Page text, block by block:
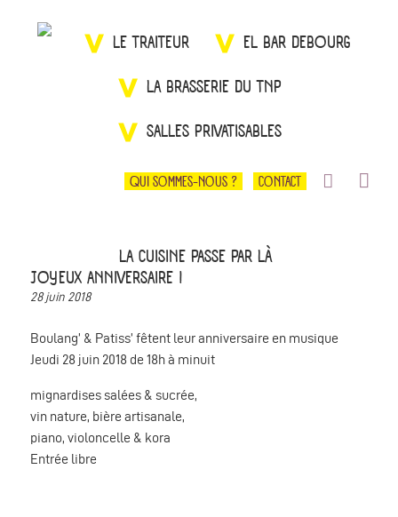
LE TRAITEUR
EL BAR DEBOURG
LA BRASSERIE DU TNP
SALLES PRIVATISABLES
QUI SOMMES-NOUS ? CONTACT
LA CUISINE PASSE PAR LÀ
JOYEUX ANNIVERSAIRE !
28 juin 2018
Boulang’ & Patiss’ fêtent leur anniversaire en musique
Jeudi 28 juin 2018 de 18h à minuit
mignardises salées & sucrée,
vin nature, bière artisanale,
piano, violoncelle & kora
Entrée libre